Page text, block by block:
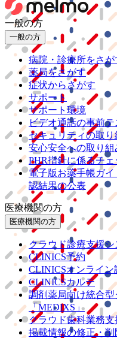
一般の方
一般の方
病院・診療所をさが
薬局をさがす
症状からさがす
サポート
サポート環境
ビデオ通話の事前テ
セキュリティの取り
安心安全への取り組
PHR指針に係るチ
電子版お薬手帳ガ
認結果の公表
医療機関の方
医療機関の方
クラウド診療支援シ
CLINICS予約
CLINICSオンライン
CLINICSカルテ
調剤薬局向け統合
「MEDIXS」
クラウド歯科業務支
掲載情報の修正・削